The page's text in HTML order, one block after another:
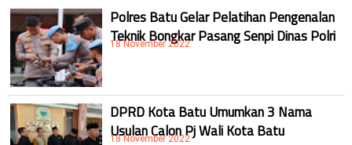
Polres Batu Gelar Pelatihan Pengenalan
Teknik Bongkar Pasang Senpi Dinas Polri
18 November 2022
DPRD Kota Batu Umumkan 3 Nama
Usulan Calon Pj Wali Kota Batu
18 November 2022